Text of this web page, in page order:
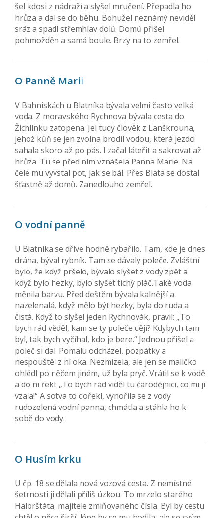
šel kdosi z nádraží a slyšel mručení. Přepadla ho
hrůza a dal se do běhu. Bohužel neznámý neviděl
sráz a spadl střemhlav dolů. Domů přišel
pohmožděn a samá boule. Brzy na to zemřel.
O Panně Marii
V Bahniskách u Blatníka bývala velmi často velká
voda. Z moravského Rychnova bývala cesta do
Žichlínku zatopena. Jel tudy člověk z Lanškrouna,
jehož kůň se jen zvolna brodil vodou, která jezdci
sahala skoro až po pás. I začal láteřit a sakrovat až
hrůza. Tu se před ním vznášela Panna Marie. Na
čele mu vyvstal pot, jak se bál. Přes Blata se dostal
šťastně až domů. Zanedlouho zemřel.
O vodní panně
U Blatníka se dříve hodně rybařilo. Tam, kde je dnes
dráha, býval rybník. Tam se dávaly poleče. Zvláštní
bylo, že když pršelo, bývalo slyšet z vody zpět a
když bylo hezky, bylo slyšet tichý pláč.Také voda
měnila barvu. Před deštěm bývala kalnější a
nazelenalá, když mělo být hezky, byla do ruda a
čistá. Když to slyšel jeden Rychnovák, pravil: „To
bych rád věděl, kam se ty poleče dějí? Kdybych tam
byl, tak bych vyčíhal, kdo je bere.“ Jednou přišel a
poleč si dal. Pomalu odcházel, pozpátky a
nespouštěl z ní oka. Nezmizela, ale jen se maličko
ohlédl po něčem jiném, už byla pryč. Vrátil se k vodě
a do ní řekl: „To bych rád viděl tu čarodějnici, co mi ji
vzala!“ A sotva to dořekl, vynořila se z vody
rudozelená vodní panna, chmátla a stáhla ho k
sobě do vody.
O Husím krku
U čp. 18 se dělala nová vozová cesta. Z nemístné
šetrnosti ji dělali příliš úzkou. To mrzelo starého
Halbrštáta, majitele zmiňovaného čísla. Byl by cestu